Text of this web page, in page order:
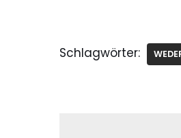
Schlagwörter: